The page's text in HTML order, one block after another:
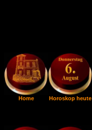
Home Horoskop heute